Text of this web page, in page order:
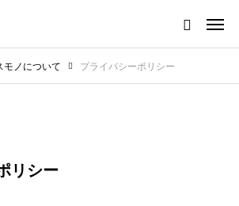
モノについて プライバシーポリシー
リシー